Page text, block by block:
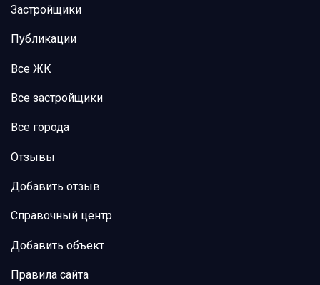
Застройщики
Публикации
Все ЖК
Все застройщики
Все города
Отзывы
Добавить отзыв
Справочный центр
Добавить объект
Правила сайта